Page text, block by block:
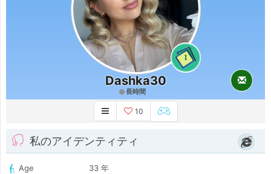
1
Dashka30
長時間
10
私のアイデンティティ
Age
33 年